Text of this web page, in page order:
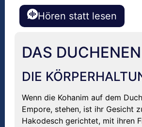
Hören statt lesen
DAS
DIE
Wenn die Kohanim auf dem
Empore, stehen, ist ihr Gesicht
Hakodesch gerichtet, mit ihren